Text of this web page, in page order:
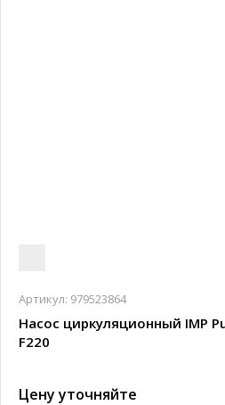
Артикул: 979523864
Насос циркуляционный IMP
F220
Цену уточняйте